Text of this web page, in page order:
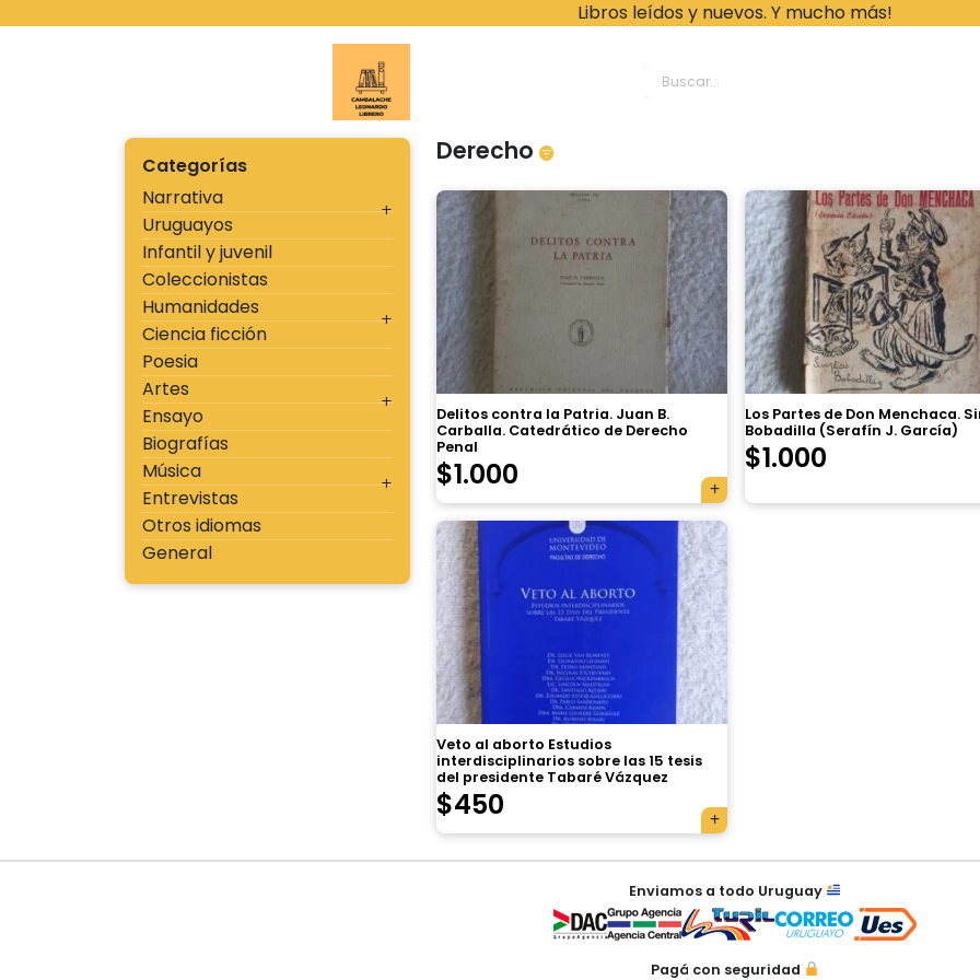
Libros leídos y nuevos. Y mucho más!
Cambalache Leonardo Librero
Categorías
Narrativa
Uruguayos
Infantil y juvenil
Coleccionistas
Humanidades
Ciencia ficción
Poesia
Artes
Ensayo
Biografías
Música
Entrevistas
Otros idiomas
General
Derecho
Delitos contra la Patria. Juan B.
Carballa. Catedrático de Derecho
Penal
$1.000
Los Partes de Don Menchaca.
Bobadilla (Serafín J. García)
$1.000
Veto al aborto Estudios
interdisciplinarios sobre las 15 tesis
del presidente Tabaré Vázquez
$450
Enviamos a todo Uruguay
Pagá con seguridad